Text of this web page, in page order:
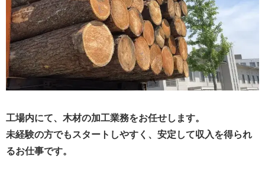
工場内にて、木材の加工業務をお任せします。
未経験の方でもスタートしやすく、安定して収入を得られ
るお仕事です。